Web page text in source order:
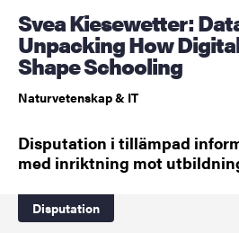
Svea Kiesewetter: Data Made School:
Unpacking How
Shape Schooling
Naturvetenskap & IT
Disputation i tillämpad
med inriktning mot
Disputation